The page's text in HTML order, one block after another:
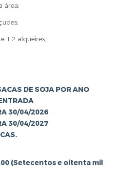
área;
1.2 alqueires;
DE SOJA POR ANO
30/04/2026
30/04/2027
(Setecentos e oitenta mil